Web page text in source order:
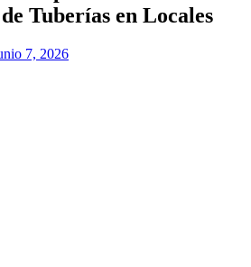
Tuberías en Locales
7, 2026